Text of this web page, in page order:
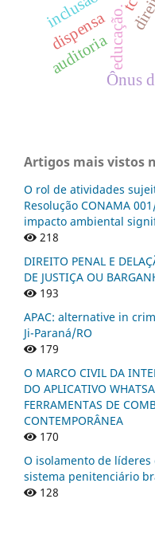
educação.
Ônus
dispensa
auditoria
Artigos mais vistos
O rol de atividades
Resolução CONAMA
impacto ambiental
218
DIREITO PENAL E
DE JUSTIÇA OU
193
APAC: alternative in
Ji-Paraná/RO
179
O MARCO CIVIL DA
DO APLICATIVO
FERRAMENTAS DE
CONTEMPORÂNEA
170
O isolamento de
sistema penitenciário
128